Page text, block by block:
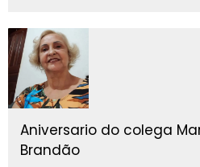
Aniversario do colega
Brandão